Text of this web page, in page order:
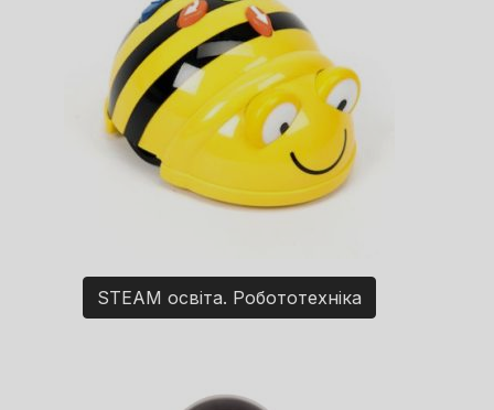
STEAM освіта. Робототехніка